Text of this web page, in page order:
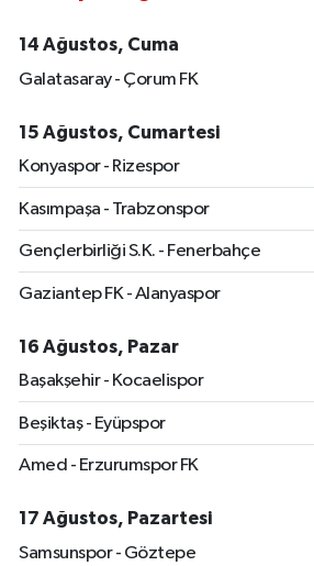
14 Ağustos, Cuma
Galatasaray - Çorum FK
15 Ağustos, Cumartesi
Konyaspor - Rizespor
Kasımpaşa - Trabzonspor
Gençlerbirliği S.K. - Fenerbahçe
Gaziantep FK - Alanyaspor
16 Ağustos, Pazar
Başakşehir - Kocaelispor
Beşiktaş - Eyüpspor
Amed - Erzurumspor FK
17 Ağustos, Pazartesi
Samsunspor - Göztepe